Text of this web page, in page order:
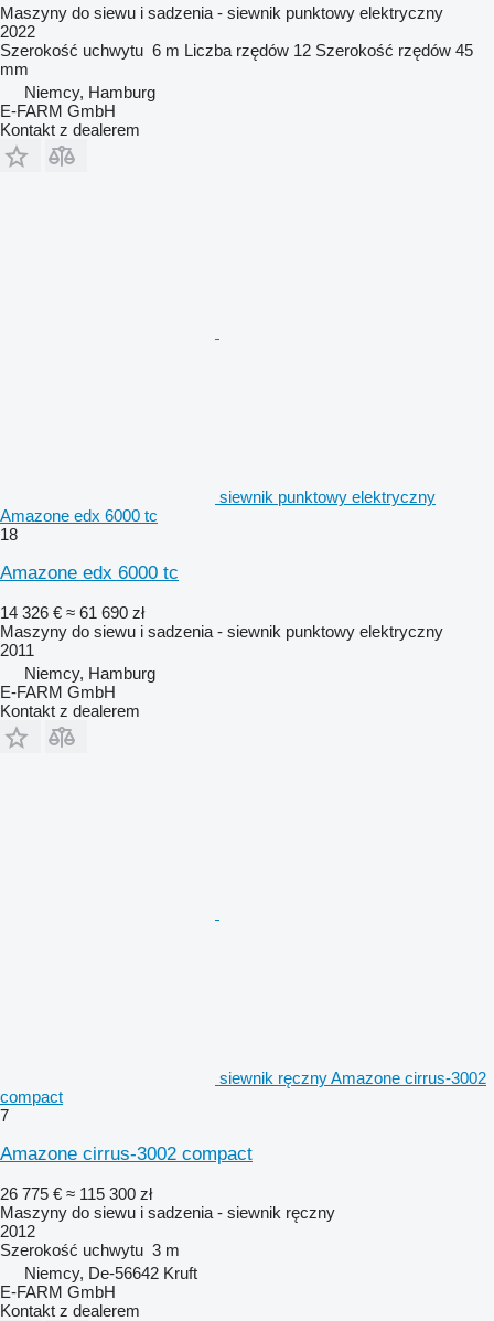
Maszyny do siewu i sadzenia - siewnik punktowy elektryczny
2022
Szerokość uchwytu 6 m Liczba rzędów 12 Szerokość rzędów 45
mm
Niemcy, Hamburg
E-FARM GmbH
Kontakt z dealerem
siewnik punktowy elektryczny
Amazone edx 6000 tc
18
Amazone edx 6000 tc
14 326 € ≈ 61 690 zł
Maszyny do siewu i sadzenia - siewnik punktowy elektryczny
2011
Niemcy, Hamburg
E-FARM GmbH
Kontakt z dealerem
siewnik ręczny Amazone cirrus-3002
compact
7
Amazone cirrus-3002 compact
26 775 € ≈ 115 300 zł
Maszyny do siewu i sadzenia - siewnik ręczny
2012
Szerokość uchwytu 3 m
Niemcy, De-56642 Kruft
E-FARM GmbH
Kontakt z dealerem